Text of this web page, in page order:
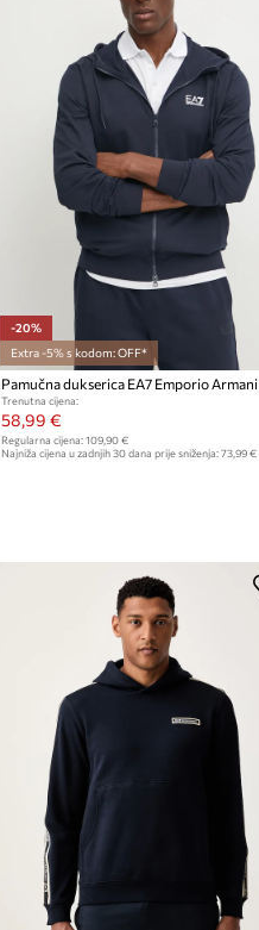
-20%
Extra -5% s kodom: OFF*
Pamučna dukserica EA7 Emporio Armani
Trenutna cijena:
58,99 €
Regularna cijena: 109,90 €
Najniža cijena u zadnjih 30 dana prije sniženja: 73,99 €